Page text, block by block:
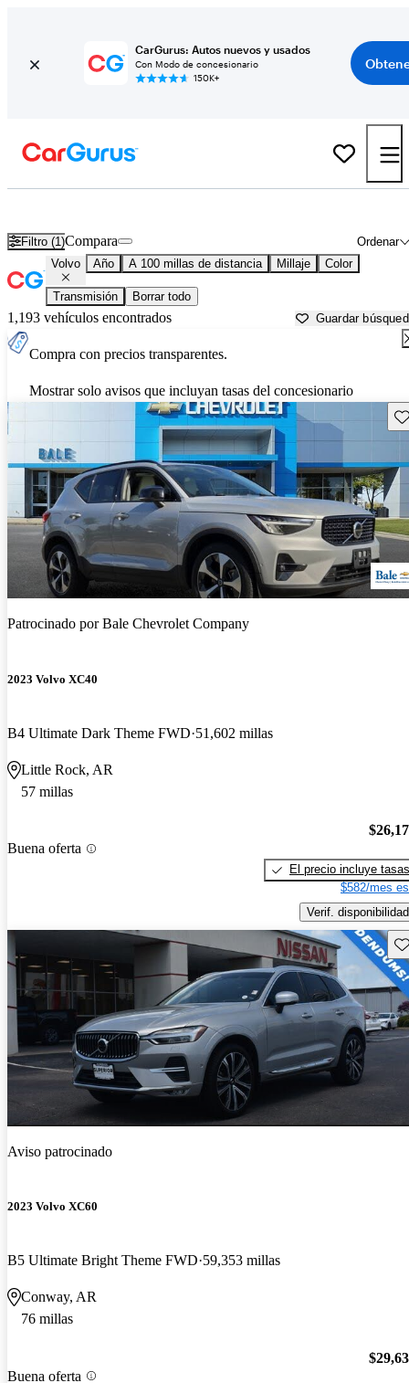
CarGurus: Autos nuevos y usados
Con Modo de concesionario
150K+
Filtro (1) Ordenar
Compara
Volvo Año A 100 millas de distancia Millaje Color
Transmisión Borrar todo
1,193 vehículos encontrados Guardar
Compra con precios transparentes.
Mostrar solo avisos que incluyan tasas del concesionario
Patrocinado porBale Chevrolet Company
2023 Volvo XC40
B4 Ultimate Dark Theme FWD 51,602 millas
Little Rock, AR
57 millas
Buena oferta
El precio incluye tasas
$582/mes
Verif. disponibilidad
Aviso patrocinado
2023 Volvo XC60
B5 Ultimate Bright Theme FWD 59,353 millas
Conway, AR
76 millas
Buena oferta